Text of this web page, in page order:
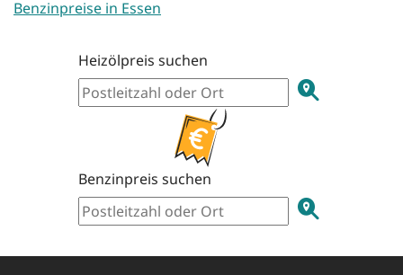
Benzinpreise in Essen
Heizölpreis suchen
Benzinpreis suchen